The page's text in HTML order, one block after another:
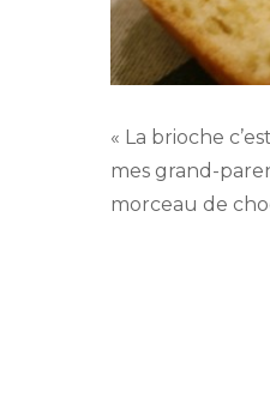
« La brioche
mes grand-
morceau de